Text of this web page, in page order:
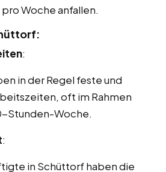
Woche anfallen.
:
in der Regel feste und
oft im Rahmen
Stunden-Woche.
:
in Schüttorf haben die